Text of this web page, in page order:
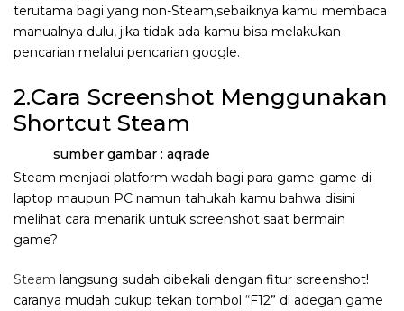
terutama bagi yang non-Steam,sebaiknya kamu membaca
manualnya dulu, jika tidak ada kamu bisa melakukan
pencarian melalui pencarian google.
2.Cara Screenshot Menggunakan
Shortcut Steam
sumber gambar : aqrade
Steam menjadi platform wadah bagi para game-game di
laptop maupun PC namun tahukah kamu bahwa disini
melihat cara menarik untuk screenshot saat bermain
game?
Steam langsung sudah dibekali dengan fitur screenshot!
caranya mudah cukup tekan tombol “F12” di adegan game